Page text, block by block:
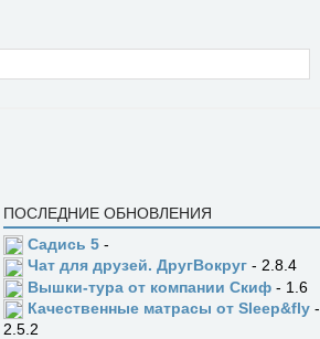
ПОСЛЕДНИЕ ОБНОВЛЕНИЯ
Садись 5-
Чат для друзей. ДругВокруг- 2.8.4
Вышки-тура от компании Скиф- 1.6
Качественные матрасы от Sleep&fly-
2.5.2